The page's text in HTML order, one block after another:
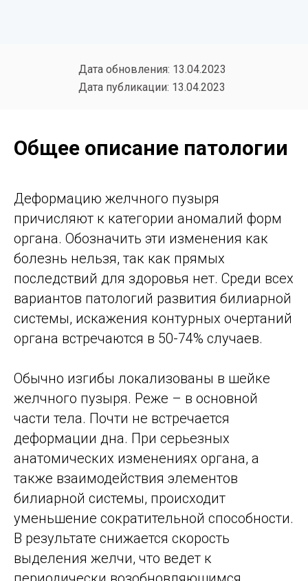
Дата обновления: 13.04.2023
Дата публикации: 13.04.2023
Общее описание патологии
Деформацию желчного пузыря
причисляют к категории аномалий форм
органа. Обозначить эти изменения как
болезнь нельзя, так как прямых
последствий для здоровья нет. Среди всех
вариантов патологий развития билиарной
системы, искажения контурных очертаний
органа встречаются в 50-74% случаев.
Обычно изгибы локализованы в шейке
желчного пузыря. Реже – в основной
части тела. Почти не встречается
деформации дна. При серьезных
анатомических изменениях органа, а
также взаимодействия элементов
билиарной системы, происходит
уменьшение сократительной способности.
В результате снижается скорость
выделения желчи, что ведет к